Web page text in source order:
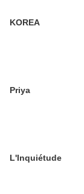
KOREA
Priya
L'Inquiétude